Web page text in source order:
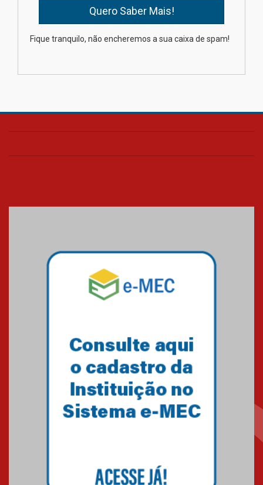
Mackenzie promove parcerias
Fique tranquilo, não encheremos a sua caixa de spam!